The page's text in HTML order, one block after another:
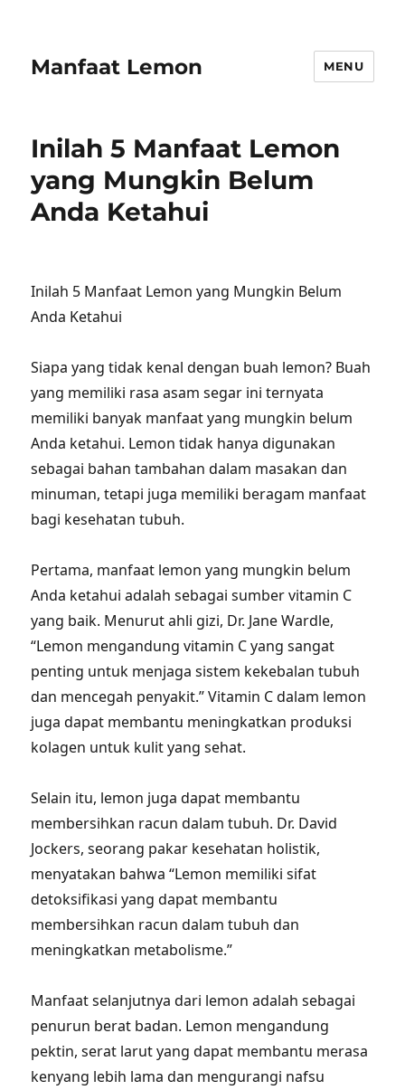
Manfaat Lemon MENU
Inilah 5 Manfaat Lemon
yang Mungkin Belum
Anda Ketahui
Inilah 5 Manfaat Lemon yang Mungkin Belum
Anda Ketahui
Siapa yang tidak kenal dengan buah lemon? Buah
yang memiliki rasa asam segar ini ternyata
memiliki banyak manfaat yang mungkin belum
Anda ketahui. Lemon tidak hanya digunakan
sebagai bahan tambahan dalam masakan dan
minuman, tetapi juga memiliki beragam manfaat
bagi kesehatan tubuh.
Pertama, manfaat lemon yang mungkin belum
Anda ketahui adalah sebagai sumber vitamin C
yang baik. Menurut ahli gizi, Dr. Jane Wardle,
“Lemon mengandung vitamin C yang sangat
penting untuk menjaga sistem kekebalan tubuh
dan mencegah penyakit.” Vitamin C dalam lemon
juga dapat membantu meningkatkan produksi
kolagen untuk kulit yang sehat.
Selain itu, lemon juga dapat membantu
membersihkan racun dalam tubuh. Dr. David
Jockers, seorang pakar kesehatan holistik,
menyatakan bahwa “Lemon memiliki sifat
detoksifikasi yang dapat membantu
membersihkan racun dalam tubuh dan
meningkatkan metabolisme.”
Manfaat selanjutnya dari lemon adalah sebagai
penurun berat badan. Lemon mengandung
pektin, serat larut yang dapat membantu merasa
kenyang lebih lama dan mengurangi nafsu